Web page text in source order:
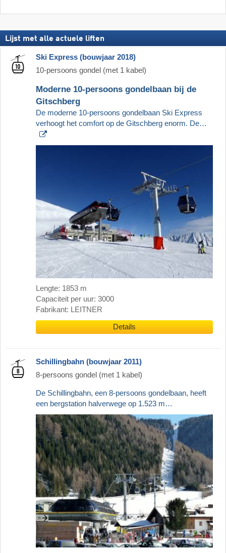
Lijst met alle actuele liften
Ski Express (bouwjaar 2018)
10-persoons gondel (met 1 kabel)
Moderne 10-persoons gondelbaan bij de
Gitschberg
De moderne 10-persoons gondelbaan Ski Express
verhoogt het comfort op de Gitschberg enorm. De…
Lengte: 1853 m
Capaciteit per uur: 3000
Fabrikant: LEITNER
Details
Schillingbahn (bouwjaar 2011)
8-persoons gondel (met 1 kabel)
De Schillingbahn, een 8-persoons gondelbaan, heeft
een bergstation halverwege op 1.523 m…